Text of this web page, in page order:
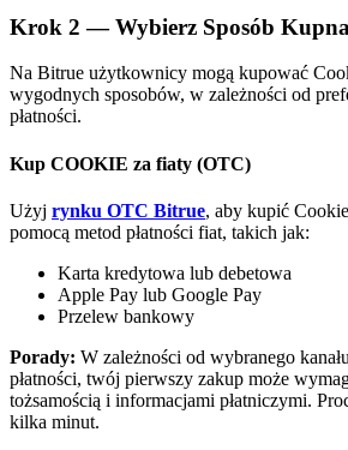
Bitrue
AI
Bitruści Partnerzy
Krok 2 — Wybierz Sposób
Na Bitrue użytkownicy mogą kupować
wygodnych sposobów, w zależności od
płatności.
Kup COOKIE za fiaty (OTC)
Użyj rynku OTC Bitrue, aby kupić
pomocą metod płatności fiat, takich jak:
Karta kredytowa lub debetowa
Apple Pay lub Google Pay
Przelew bankowy
Porady: W zależności od wybranego
płatności, twój pierwszy zakup może
tożsamością i informacjami płatniczymi.
kilka minut.